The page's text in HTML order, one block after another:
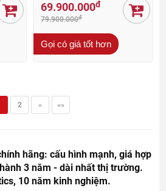
69.900.000đ
79.900.000đ
Gọi có giá tốt hơn
2 » »»
hãng: cấu hình mạnh, giá hợp
3 năm - dài nhất thị trường.
10 năm kinh nghiệm.